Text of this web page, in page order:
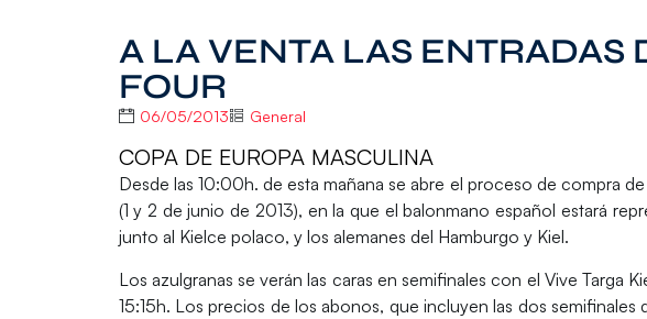
A LA VENTA LAS ENTRADAS
FOUR
06/05/2013 General
COPA DE EUROPA MASCULINA
Desde las 10:00h. de esta mañana se abre el proceso de compra
(1 y 2 de junio de 2013), en la que el balonmano español estará
junto al Kielce polaco, y los alemanes del Hamburgo y Kiel.
Los azulgranas se verán las caras en semifinales con el Vive Targa
15:15h. Los precios de los abonos, que incluyen las dos